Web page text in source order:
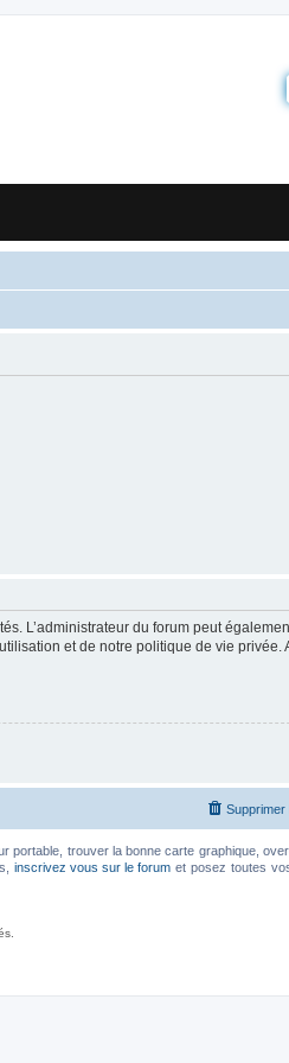
L’administrateur du forum peut
et de notre politique de vie privée.
Supprimer
trouver la bonne carte graphique,
inscrivez vous sur le forum et posez toutes